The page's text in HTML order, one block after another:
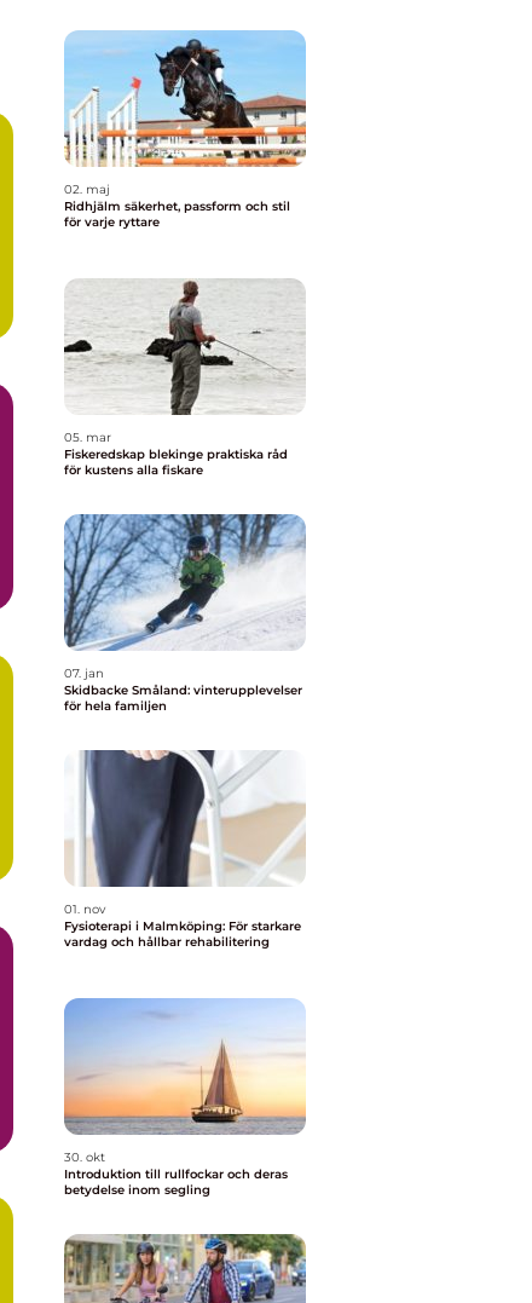
02. maj
Ridhjälm säkerhet, passform och stil
för varje ryttare
05. mar
Fiskeredskap blekinge praktiska råd
för kustens alla fiskare
07. jan
Skidbacke Småland: vinterupplevelser
för hela familjen
01. nov
Fysioterapi i Malmköping: För starkare
vardag och hållbar rehabilitering
30. okt
Introduktion till rullfockar och deras
betydelse inom segling